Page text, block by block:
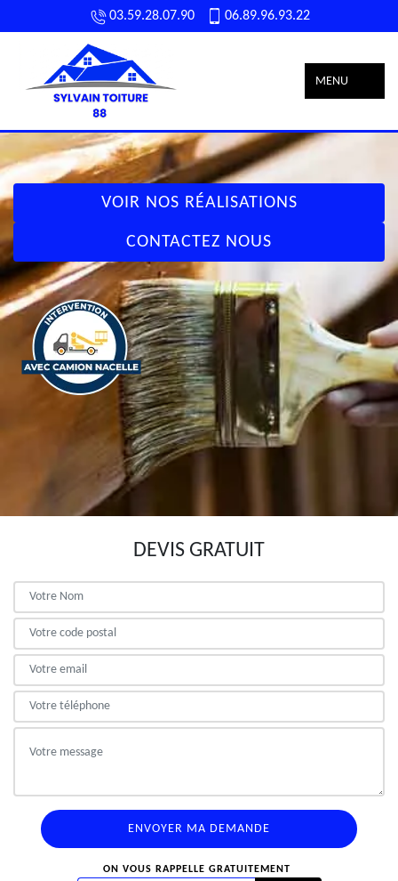
03.59.28.07.90 06.89.96.93.22
MENU
VOIR NOS RÉALISATIONS
CONTACTEZ NOUS
DEVIS GRATUIT
ON VOUS RAPPELLE GRATUITEMENT